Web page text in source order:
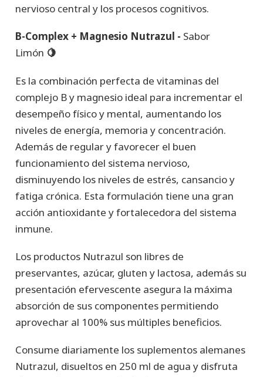
nervioso central y los procesos cognitivos.
B-Complex + Magnesio Nutrazul - Sabor
Limón 🍋
Es la combinación perfecta de vitaminas del
complejo B y magnesio ideal para incrementar el
desempeño físico y mental, aumentando los
niveles de energía, memoria y concentración.
Además de regular y favorecer el buen
funcionamiento del sistema nervioso,
disminuyendo los niveles de estrés, cansancio y
fatiga crónica. Esta formulación tiene una gran
acción antioxidante y fortalecedora del sistema
inmune.
Los productos Nutrazul son libres de
preservantes, azúcar, gluten y lactosa, además su
presentación efervescente asegura la máxima
absorción de sus componentes permitiendo
aprovechar al 100% sus múltiples beneficios.
Consume diariamente los suplementos alemanes
Nutrazul, disueltos en 250 ml de agua y disfruta